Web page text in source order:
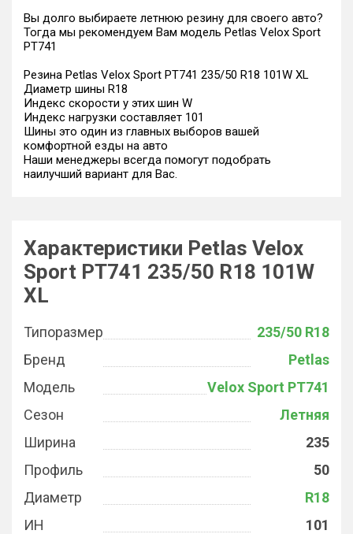
Вы долго выбираете летнюю резину для своего авто?
Тогда мы рекомендуем Вам модель Petlas Velox Sport
PT741
Резина Petlas Velox Sport PT741 235/50 R18 101W XL
Диаметр шины R18
Индекс скорости у этих шин W
Индекс нагрузки составляет 101
Шины это один из главных выборов вашей
комфортной езды на авто
Наши менеджеры всегда помогут подобрать
наилучший вариант для Вас.
Характеристики Petlas Velox
Sport PT741 235/50 R18 101W
XL
Типоразмер
235/50 R18
Бренд
Petlas
Модель
Velox Sport PT741
Сезон
Летняя
Ширина
235
Профиль
50
Диаметр
R18
ИН
101